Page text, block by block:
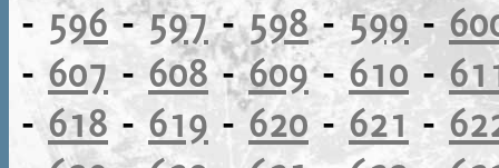
- 596-597-598-599-
- 607 - 608-609- 610 -
- 618 -619 -620 - 621 -